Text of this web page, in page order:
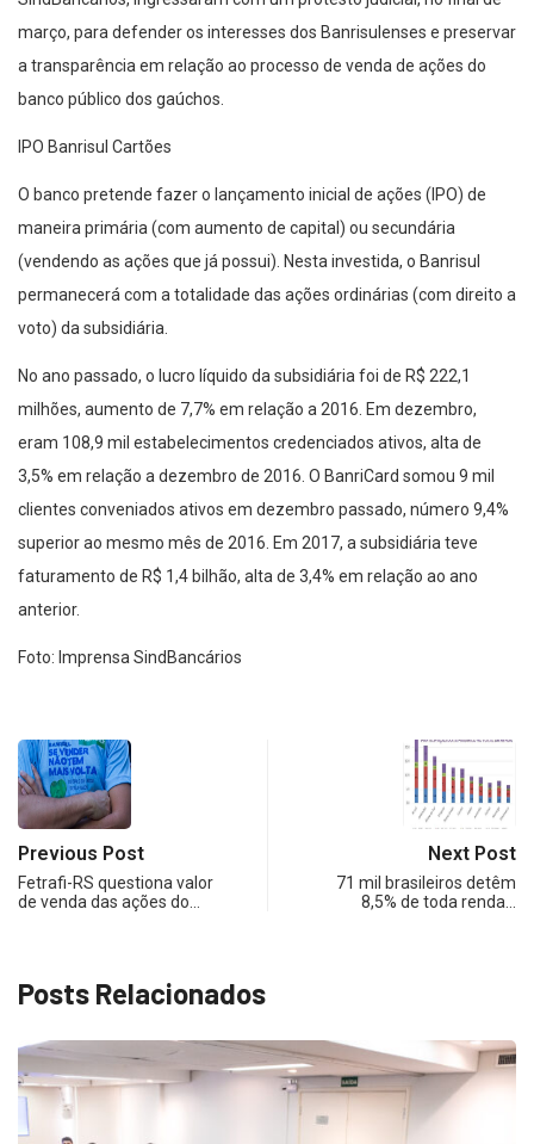
março, para defender os interesses dos Banrisulenses e preservar
a transparência em relação ao processo de venda de ações do
banco público dos gaúchos.
IPO Banrisul Cartões
O banco pretende fazer o lançamento inicial de ações (IPO) de
maneira primária (com aumento de capital) ou secundária
(vendendo as ações que já possui). Nesta investida, o Banrisul
permanecerá com a totalidade das ações ordinárias (com direito a
voto) da subsidiária.
No ano passado, o lucro líquido da subsidiária foi de R$ 222,1
milhões, aumento de 7,7% em relação a 2016. Em dezembro,
eram 108,9 mil estabelecimentos credenciados ativos, alta de
3,5% em relação a dezembro de 2016. O BanriCard somou 9 mil
clientes conveniados ativos em dezembro passado, número 9,4%
superior ao mesmo mês de 2016. Em 2017, a subsidiária teve
faturamento de R$ 1,4 bilhão, alta de 3,4% em relação ao ano
anterior.
Foto: Imprensa SindBancários
Previous Post
Fetrafi-RS questiona valor
de venda das ações do…
Next Post
71 mil brasileiros detêm
8,5% de toda renda…
Posts Relacionados